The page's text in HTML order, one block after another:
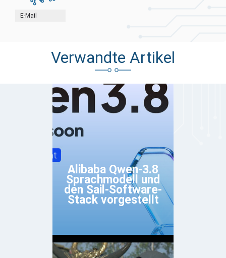
E-Mail
Verwandte Artikel
Alibaba Qwen-3.8
Sprachmodell und
den Sail-Software-
Stack vorgestellt